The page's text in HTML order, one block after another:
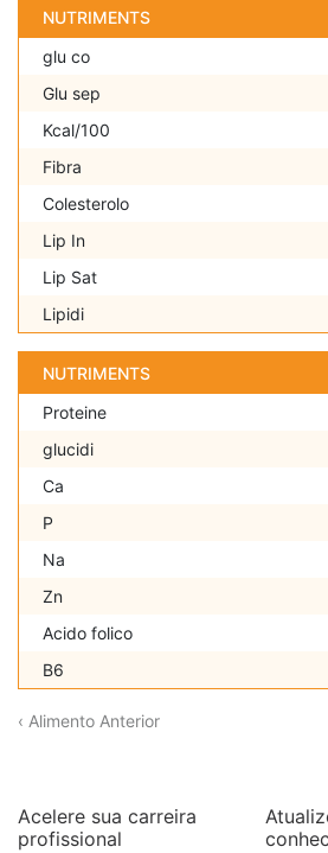
NUTRIMENTS
glu co
Glu sep
Kcal/100
Fibra
Colesterolo
Lip In
Lip Sat
Lipidi
NUTRIMENTS
Proteine
glucidi
Ca
P
Na
Zn
Acido folico
B6
‹ Alimento Anterior
Acelere sua carreira
profissional